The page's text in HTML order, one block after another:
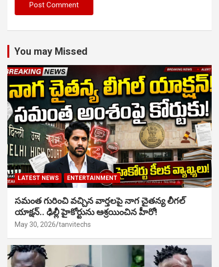
You may Missed
LATEST NEWS ENTERTAINMENT
సమంత గురించి వచ్చిన వార్తలపై నాగ చైతన్య లీగల్
యాక్షన్.. ఢిల్లీ హైకోర్టును ఆశ్రయించిన హీరో!
May 30, 2026 tanvitechs